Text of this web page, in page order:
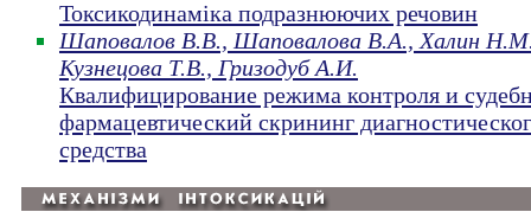
Токсикодинаміка подразнюючих речовин
Шаповалов В.В., Шаповалова В.А., Халин
Кузнецова Т.В., Гризодуб А.И.
Квалифицирование режима контроля и
фармацевтический скрининг
средства